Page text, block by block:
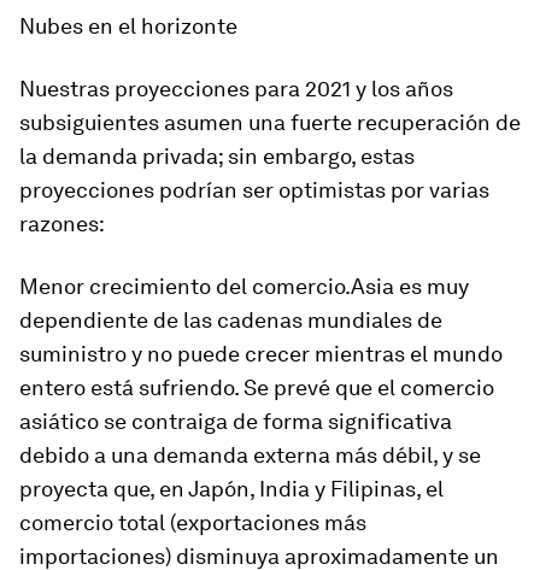
Nubes en el horizonte
Nuestras proyecciones para 2021 y los años
subsiguientes asumen una fuerte recuperación de
la demanda privada; sin embargo, estas
proyecciones podrían ser optimistas por varias
razones:
Menor crecimiento del comercio.Asia es muy
dependiente de las cadenas mundiales de
suministro y no puede crecer mientras el mundo
entero está sufriendo. Se prevé que el comercio
asiático se contraiga de forma significativa
debido a una demanda externa más débil, y se
proyecta que, en Japón, India y Filipinas, el
comercio total (exportaciones más
importaciones) disminuya aproximadamente un